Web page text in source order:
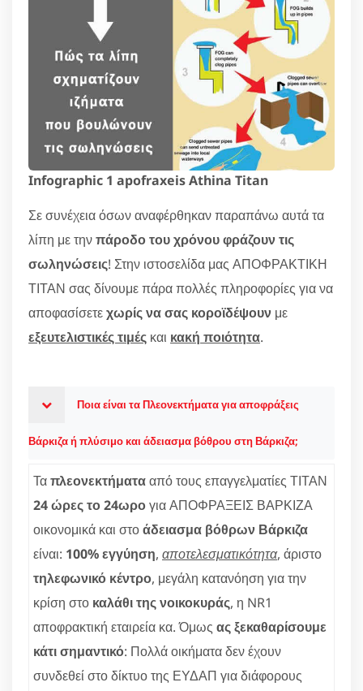
Infographic 1 apofraxeis Athina Titan
Σε συνέχεια όσων αναφέρθηκαν παραπάνω αυτά τα
λίπη με τηνπάροδο του χρόνου φράζουν τις
σωληνώσεις! Στην ιστοσελίδα μας ΑΠΟΦΡΑΚΤΙΚΗ
ΤΙΤΑΝ σας δίνουμε πάρα πολλές πληροφορίες για να
αποφασίσετεχωρίς να σας κοροϊδέψουν με
εξευτελιστικές τιμές και κακή ποιότητα.
Ποια είναι τα Πλεονεκτήματα για αποφράξεις
Βάρκιζα ή πλύσιμο και άδειασμα βόθρου στη Βάρκιζα;
Ταπλεονεκτήματααπό τους επαγγελματίες ΤΙΤΑΝ
24 ώρες το 24ωρογια ΑΠΟΦΡΑΞΕΙΣ ΒΑΡΚΙΖΑ
οικονομικά και στοάδειασμα βόθρων Βάρκιζα
είναι: 100% εγγύηση, αποτελεσματικότητα, άριστο
τηλεφωνικό κέντρο, μεγάλη κατανόηση για την
κρίση στο καλάθι της νοικοκυράς, η NR1
αποφρακτική εταιρεία κα. Όμως ας ξεκαθαρίσουμε
κάτι σημαντικό: Πολλά οικήματα δεν έχουν
συνδεθεί στο δίκτυο της ΕΥΔΑΠ για διάφορους